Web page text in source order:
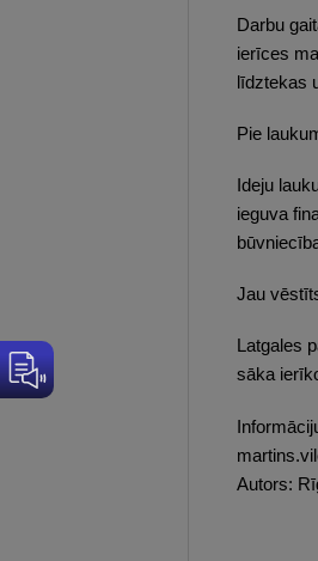
Darbu
ierīces
līdztekas
Pie
Ideju
ieguva
Jau
Latgales
sāka
Autors: